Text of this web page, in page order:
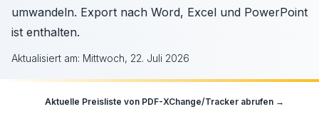
umwandeln. Export nach Word, Excel und PowerPoint
ist enthalten.
Aktualisiert am: Mittwoch, 22. Juli 2026
Aktuelle Preisliste von PDF-XChange/Tracker abrufen →